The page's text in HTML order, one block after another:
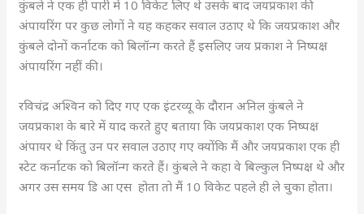
कुंबले ने एक ही पारी में 10 विकेट लिए थे उसके बाद जयप्रकाश की
अंपायरिंग पर कुछ लोगों ने यह कहकर सवाल उठाए थे कि जयप्रकाश और
कुंबले दोनों कर्नाटक को बिलॉन्ग करते हैं इसलिए जय प्रकाश ने निष्पक्ष
अंपायरिंग नहीं की।
रविचंद्र अश्विन को दिए गए एक इंटरव्यू के दौरान अनिल कुंबले ने
जयप्रकाश के बारे में याद करते हुए बताया कि जयप्रकाश एक निष्पक्ष
अंपायर थे किंतु उन पर सवाल उठाए गए क्योंकि मैं और जयप्रकाश एक ही
स्टेट कर्नाटक को बिलॉन्ग करते हैं। कुंबले ने कहा वे बिल्कुल निष्पक्ष थे और
अगर उस समय डि आ एस होता तो मैं 10 विकेट पहले ही ले चुका होता।